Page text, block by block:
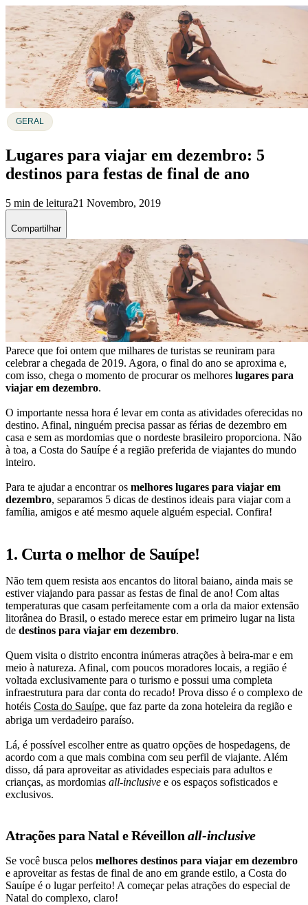
GERAL
Lugares para viajar em dezembro: 5
destinos para festas de final de ano
5 min de leitura21 Novembro, 2019
Compartilhar
Parece que foi ontem que milhares de turistas se reuniram para
celebrar a chegada de 2019. Agora, o final do ano se aproxima e,
com isso, chega o momento de procurar os melhores lugares para
viajar em dezembro.
O importante nessa hora é levar em conta as atividades oferecidas no
destino. Afinal, ninguém precisa passar as férias de dezembro em
casa e sem as mordomias que o nordeste brasileiro proporciona. Não
à toa, a Costa do Sauípe é a região preferida de viajantes do mundo
inteiro.
Para te ajudar a encontrar os melhores lugares para viajar em
dezembro, separamos 5 dicas de destinos ideais para viajar com a
família, amigos e até mesmo aquele alguém especial. Confira!
1. Curta o melhor de Sauípe!
Não tem quem resista aos encantos do litoral baiano, ainda mais se
estiver viajando para passar as festas de final de ano! Com altas
temperaturas que casam perfeitamente com a orla da maior extensão
litorânea do Brasil, o estado merece estar em primeiro lugar na lista
de destinos para viajar em dezembro.
Quem visita o distrito encontra inúmeras atrações à beira-mar e em
meio à natureza. Afinal, com poucos moradores locais, a região é
voltada exclusivamente para o turismo e possui uma completa
infraestrutura para dar conta do recado! Prova disso é o complexo de
hotéis Costa do Sauípe, que faz parte da zona hoteleira da região e
abriga um verdadeiro paraíso.
Lá, é possível escolher entre as quatro opções de hospedagens, de
acordo com a que mais combina com seu perfil de viajante. Além
disso, dá para aproveitar as atividades especiais para adultos e
crianças, as mordomias all-inclusive e os espaços sofisticados e
exclusivos.
Atrações para Natal e Réveillonall-inclusive
Se você busca pelos melhores destinos para viajar em dezembro
e aproveitar as festas de final de ano em grande estilo, a Costa do
Sauípe é o lugar perfeito! A começar pelas atrações do especial de
Natal do complexo, claro!